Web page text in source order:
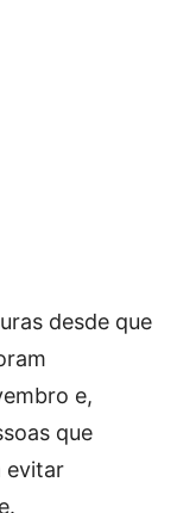
desde que
e,
que
evitar